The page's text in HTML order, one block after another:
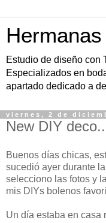
Estudio de diseño con
Especializados en
apartado dedicado a
viernes, 2 de
New DIY
Buenos días chicas,
sucedió ayer durante
selecciono las fotos y
mis DIYs bolenos
Un día estaba en casa